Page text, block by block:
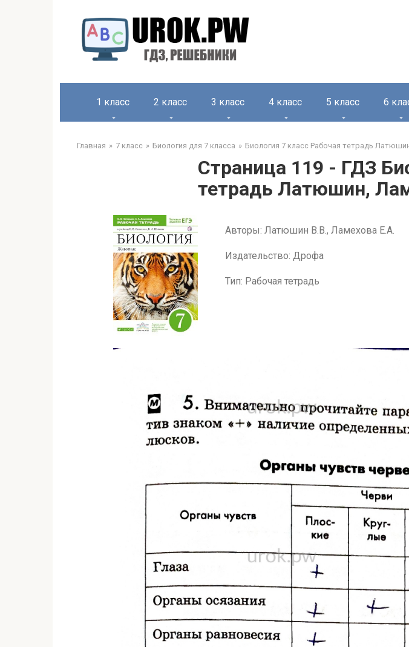
1 класс 2 класс 3 класс 4 класс 5 класс 6
Главная 7 класс Биология для 7 класса Биология 7 класс Рабочая тетрадь
Страница 119 - ГДЗ
тетрадь Латюшин,
Авторы: Латюшин В.В., Ламехова Е.А.
Издательство: Дрофа
Тип: Рабочая тетрадь